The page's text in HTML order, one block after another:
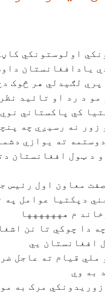
اولوستونکي
يادافغانستان
لګيدلي هر څوک
مو د رد او تائيد
کي پاکستاني
زور نه رسيږي چه
ته يوازي
د ټول افغانستان
معاون اول رئيس
دپکتيا عوامل په
م ههههههها
دا چوکي تا نن
افغانستان يي
ملي قيام ته عاجل
به وي
مرک به